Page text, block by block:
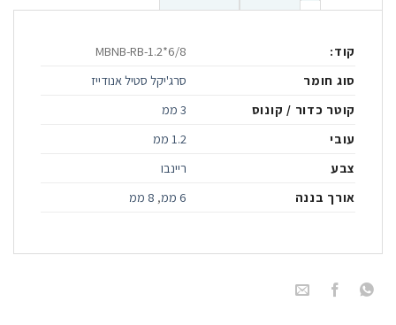
קוד:
MBNB-RB-1.2*6/8
סוג חומר
סרג'יקל סטיל אנודייז
קוטר כדור / קונוס
3 ממ
עובי
1.2 ממ
צבע
ריינבו
אורך בננה
6 ממ , 8 ממ